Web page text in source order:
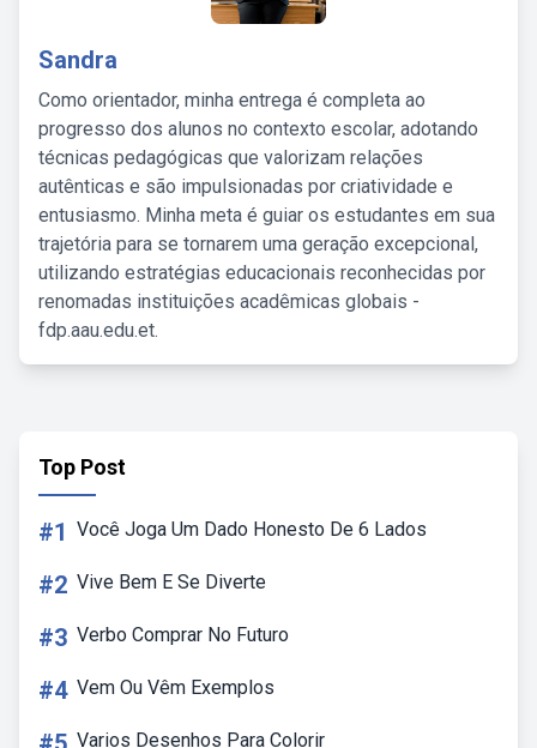
Sandra
Como orientador, minha entrega é completa ao
progresso dos alunos no contexto escolar, adotando
técnicas pedagógicas que valorizam relações
autênticas e são impulsionadas por criatividade e
entusiasmo. Minha meta é guiar os estudantes em sua
trajetória para se tornarem uma geração excepcional,
utilizando estratégias educacionais reconhecidas por
renomadas instituições acadêmicas globais -
fdp.aau.edu.et.
Top Post
#1 Você Joga Um Dado Honesto De 6 Lados
#2 Vive Bem E Se Diverte
#3 Verbo Comprar No Futuro
#4 Vem Ou Vêm Exemplos
Varios Desenhos Para Colorir